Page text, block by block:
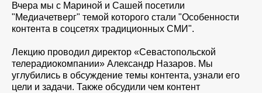
Вчера мы с Мариной и Сашей посетили
"Медиачетверг" темой которого стали "Особенности
контента в соцсетях традиционных СМИ".
Лекцию проводил директор «Севастопольской
телерадиокомпании» Александр Назаров. Мы
углубились в обсуждение темы контента, узнали его
цели и задачи. Также обсудили чем контент